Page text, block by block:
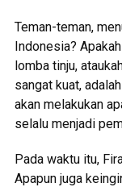
Teman-teman,
Indonesia?
lomba tinju,
sangat kuat,
akan melakukan
selalu menjadi
Pada waktu itu,
Apapun juga